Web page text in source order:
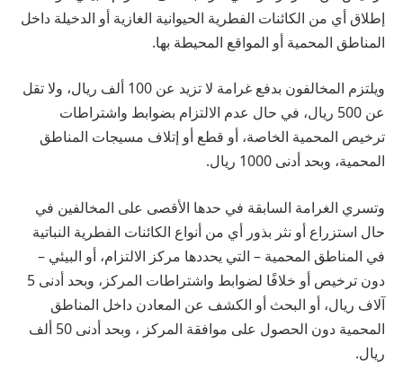
إطلاق أي من الكائنات الفطرية الحيوانية الغازية أو الدخيلة داخل
المناطق المحمية أو المواقع المحيطة بها.
ويلتزم المخالفون بدفع غرامة لا تزيد عن 100 ألف ريال، ولا تقل
عن 500 ريال، في حال عدم الالتزام بضوابط واشتراطات
ترخيص المحمية الخاصة، أو قطع أو إتلاف مسيجات المناطق
المحمية، وبحد أدنى 1000 ريال.
وتسري الغرامة السابقة في حدها الأقصى على المخالفين في
حال استزراع أو نثر بذور أي من أنواع الكائنات الفطرية النباتية
في المناطق المحمية – التي يحددها مركز الالتزام، أو البيئي –
دون ترخيص أو خلافًا لضوابط واشتراطات المركز، وبحد أدنى 5
آلاف ريال، أو البحث أو الكشف عن المعادن داخل المناطق
المحمية دون الحصول على موافقة المركز ، وبحد أدنى 50 ألف
ريال.